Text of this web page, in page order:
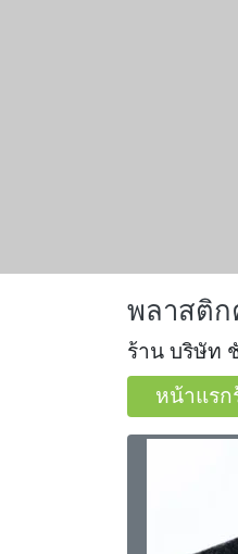
พลาสติก
ร้าน บริษัท
หน้าแรก